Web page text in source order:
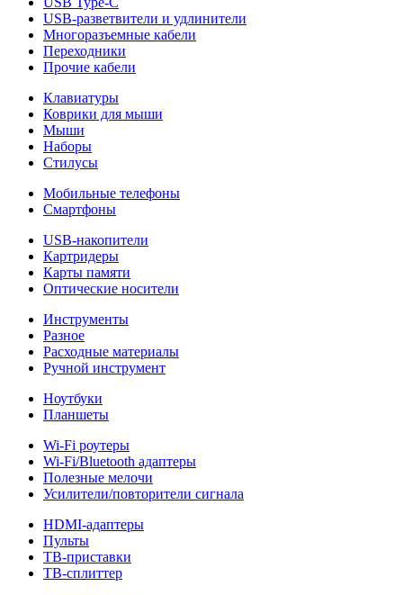
USB-разветвители и удлинители
Многоразъемные кабели
Переходники
Прочие кабели
Клавиатуры
Коврики для мыши
Мыши
Наборы
Стилусы
Мобильные телефоны
Смартфоны
USB-накопители
Картридеры
Карты памяти
Оптические носители
Инструменты
Разное
Расходные материалы
Ручной инструмент
Ноутбуки
Планшеты
Wi-Fi роутеры
Wi-Fi/Bluetooth адаптеры
Полезные мелочи
Усилители/повторители сигнала
HDMI-адаптеры
Пульты
ТВ-приставки
ТВ-сплиттер